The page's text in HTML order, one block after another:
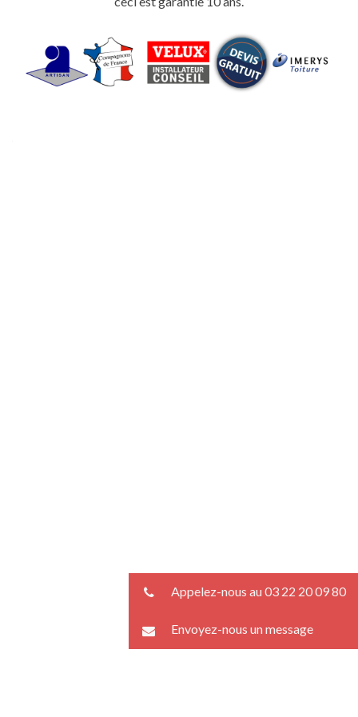
Appelez-nous au 03 22 20 09 80
Envoyez-nous un message